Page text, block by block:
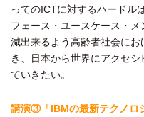
ってのICTに対するハードル
フェース・ユースケース・
減出来るよう高齢者社会に
き、日本から世界にアクセ
ていきたい。
講演③「IBMの最新テクノロ